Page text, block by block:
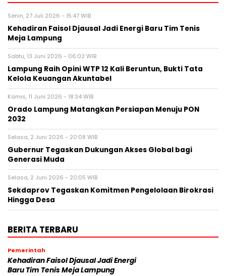
Senin, 27 Juli 2026 - 15:47 WIB
Kehadiran Faisol Djausal Jadi Energi Baru Tim Tenis
Meja Lampung
Sabtu, 13 Juni 2026 - 06:02 WIB
Lampung Raih Opini WTP 12 Kali Beruntun, Bukti Tata
Kelola Keuangan Akuntabel
Kamis, 11 Juni 2026 - 18:34 WIB
Orado Lampung Matangkan Persiapan Menuju PON
2032
Selasa, 2 Juni 2026 - 20:08 WIB
Gubernur Tegaskan Dukungan Akses Global bagi
Generasi Muda
Selasa, 2 Juni 2026 - 20:05 WIB
Sekdaprov Tegaskan Komitmen Pengelolaan Birokrasi
Hingga Desa
BERITA TERBARU
Pemerintah
Kehadiran Faisol Djausal Jadi Energi
Baru Tim Tenis Meja Lampung